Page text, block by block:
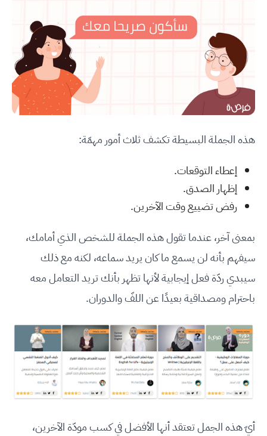
هذه الجملة البسيطة تكشف ثلاث أمور مهمّة:
إعطاء التوقعات.
إظهار الصدق.
رفض تضييع وقت الآخرين.
بمعنى آخر، عندما تقول هذه الجملة للشخص الذي أمامك،
سيفهم بأنه لن يسمع ما كان يريد سماعه، لكنه مع ذلك
سيبدي ردّة فعل إيجابية لأنها تظهر بأنك تريد التعامل معه
باحترام ومصداقية بعيدًا عن اللفّ والدوران.
أيّ هذه الجمل تعتقد أنها الأفضل في كسب مودّة الآخرين،